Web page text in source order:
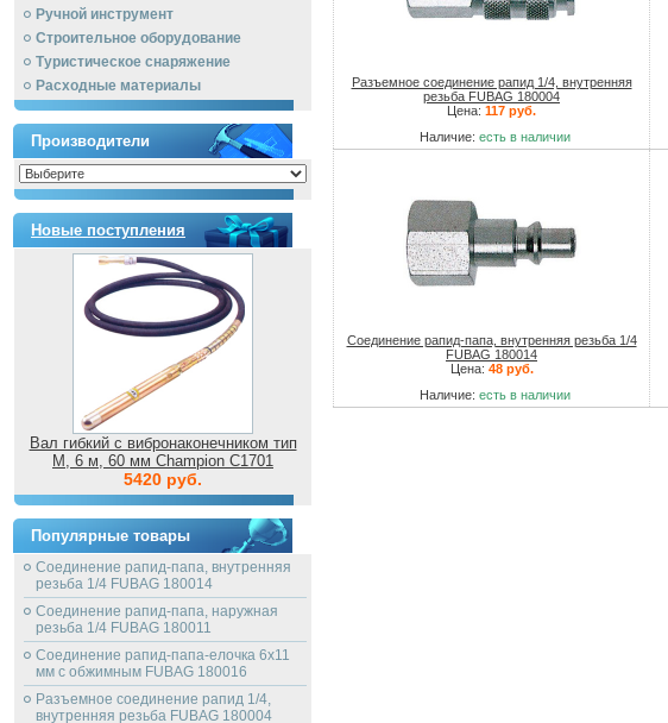
Ручной инcтрумент
Строительное оборудование
Туристическое снаряжение
Расходные материалы
Производители
Новые поступления
Вал гибкий с вибронаконечником тип
M, 6 м, 60 мм Champion C1701
5420 руб.
Популярные товары
Соединение рапид-папа, внутренняя
резьба 1/4 FUBAG 180014
Соединение рапид-папа, наружная
резьба 1/4 FUBAG 180011
Соединение рапид-папа-елочка 6х11
мм с обжимным FUBAG 180016
Разъемное соединение рапид 1/4,
внутренняя резьба FUBAG 180004
Разъемное соединение рапид 1/4, внутренняя
резьба FUBAG 180004
Цена: 117 руб.
Наличие: есть в наличии
Соединение рапид-папа, внутренняя резьба 1/4
FUBAG 180014
Цена: 48 руб.
Наличие: есть в наличии